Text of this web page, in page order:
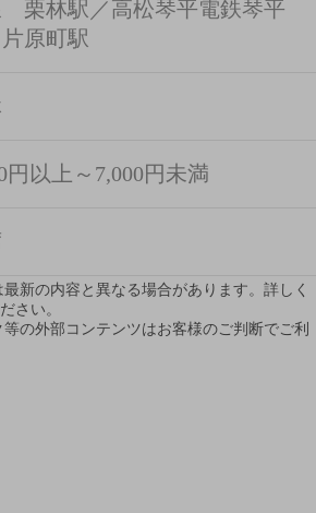
栗林駅／高松琴平電鉄琴平
原町駅
円以上～7,000円未満
新の内容と異なる場合があります。詳しく
さい。
の外部コンテンツはお客様のご判断でご利